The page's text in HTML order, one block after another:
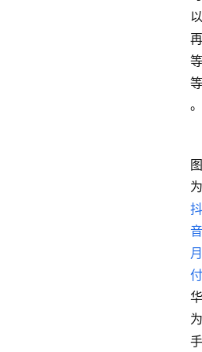
以
再
等
等
。
图
为
抖
音
月
付
华
为
手